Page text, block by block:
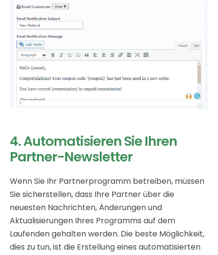
4. Automatisieren Sie Ihren
Partner-Newsletter
Wenn Sie Ihr Partnerprogramm betreiben, müssen
Sie sicherstellen, dass Ihre Partner über die
neuesten Nachrichten, Änderungen und
Aktualisierungen Ihres Programms auf dem
Laufenden gehalten werden. Die beste Möglichkeit,
dies zu tun, ist die Erstellung eines automatisierten